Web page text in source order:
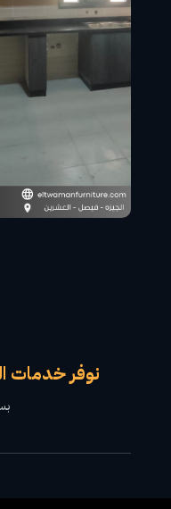
نوفر خدمات